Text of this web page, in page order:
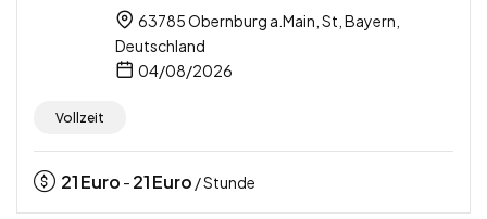
63785 Obernburg a.Main, St, Bayern,
Deutschland
04/08/2026
Vollzeit
21Euro - 21Euro / Stunde